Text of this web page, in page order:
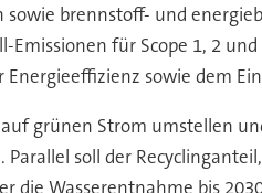
brennstoff- und
für Scope 1, 2
sowie dem
grünen Strom umstellen
soll der
Wasserentnahme bis